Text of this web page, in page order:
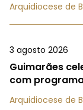
Arquidiocese de
3 agosto 2026
Guimarães
com
Arquidiocese de